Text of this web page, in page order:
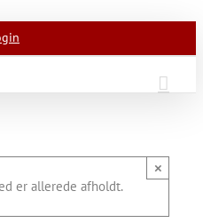
er allerede afholdt.
×